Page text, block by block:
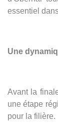
essentiel
Une
Avant la
une étape
pour la filière.